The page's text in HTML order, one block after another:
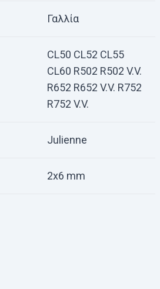
Γαλλία
CL50 CL52 CL55
CL60 R502 R502 V.V.
R652 R652 V.V. R752
R752 V.V.
Julienne
2x6 mm